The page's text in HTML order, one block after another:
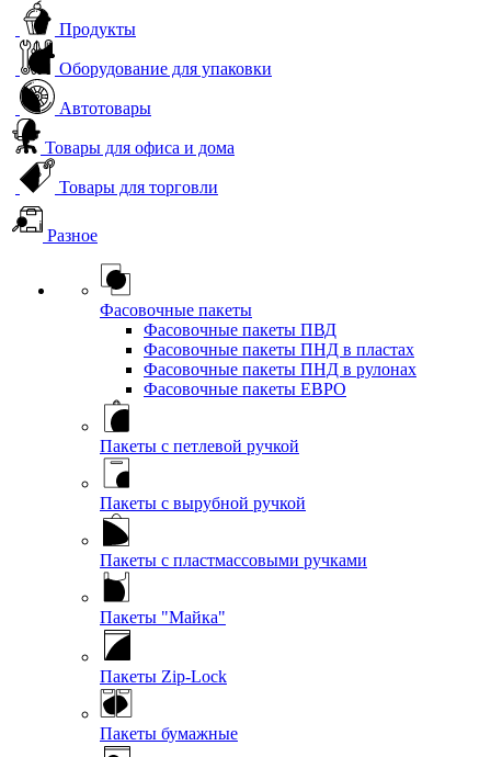
Продукты
Оборудование для упаковки
Автотовары
Товары для офиса и дома
Товары для торговли
Разное
Фасовочные пакеты
Фасовочные пакеты ПВД
Фасовочные пакеты ПНД в пластах
Фасовочные пакеты ПНД в рулонах
Фасовочные пакеты ЕВРО
Пакеты с петлевой ручкой
Пакеты с вырубной ручкой
Пакеты с пластмассовыми ручками
Пакеты "Майка"
Пакеты Zip-Lock
Пакеты бумажные